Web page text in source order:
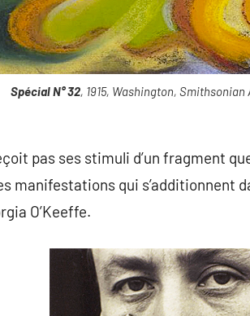
Spécial N° 32, 1915, Washington,
pas ses stimuli d’un fragment
manifestations qui s’additionnent
O’Keeffe.